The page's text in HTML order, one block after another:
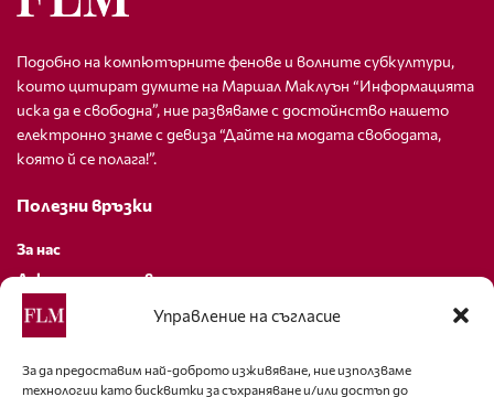
Управление на съгласие
За да предоставим най-доброто изживяване, ние използваме
технологии като бисквитки за съхраняване и/или достъп до
Подобно на компютърните фенове и волните субкултури,
които цитират думите на Маршал Маклуън “Информацията
иска да е свободна”, ние развяваме с достойнство нашето
електронно знаме с девиза “Дайте на модата свободата,
която й се полага!”.
Полезни връзки
За нас
Декларация за поверителност
Политика за бисквитки
За контакти